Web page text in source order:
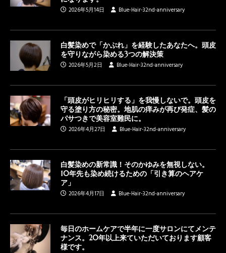
2026年5月14日
Blue-Hair-32nd-anniversary
白髪染めで「かぶれ」を経験したあなたへ。頭皮
を守りながら染める3つの解決策
2026年5月2日
Blue-Hair-32nd-anniversary
「頭皮がヒリヒリする」を我慢しないで。頭皮を
守る塗り方の秘密。地肌の痒みが再び発症、髪の
パサつきで美容室難民に。
2026年4月27日
Blue-Hair-32nd-anniversary
白髪染めの新常識！そのかゆみを無視しない。
10年先も染め続けるための「引き算のヘアケ
ア」
2026年4月17日
Blue-Hair-32nd-anniversary
毎日のホームケアで半年に一度サロンにてメンテ
ナンス。20年以上来ていただいております顧客
様です。